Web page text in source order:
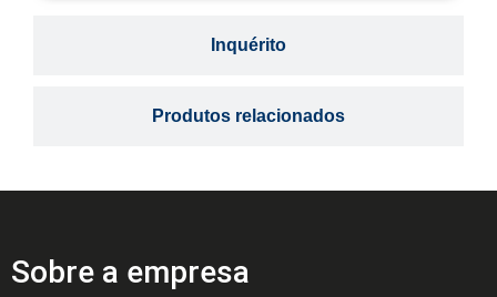
Inquérito
Produtos relacionados
Sobre a empresaTiếng Việt